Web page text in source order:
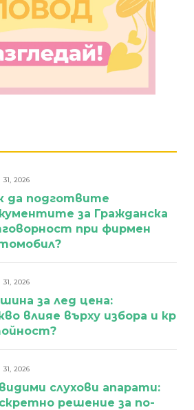
2026
да подготвите
за Гражданска
при фирмен
2026
за лед цена:
влияе върху избора и
2026
слухови апарати:
решение за по-